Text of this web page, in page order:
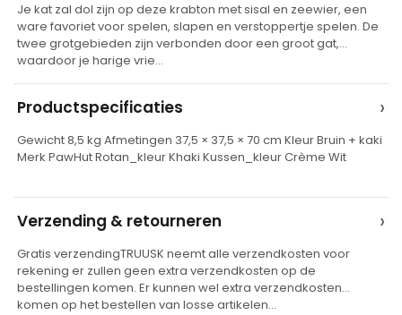
t
e
r
a
t
e
Je kat zal dol zijn op deze krabton met sisal en zeewier, een
ware favoriet voor spelen, slapen en verstoppertje spelen. De
twee grotgebieden zijn verbonden door een groot gat,
waardoor je harige vrie…
Productspecificaties ›
Gewicht 8,5 kg Afmetingen 37,5 × 37,5 × 70 cm Kleur Bruin + kaki
Merk PawHut Rotan_kleur Khaki Kussen_kleur Crème Wit
Verzending & retourneren ›
Gratis verzendingTRUUSK neemt alle verzendkosten voor
rekening er zullen geen extra verzendkosten op de
bestellingen komen. Er kunnen wel extra verzendkosten
komen op het bestellen van losse artikelen…